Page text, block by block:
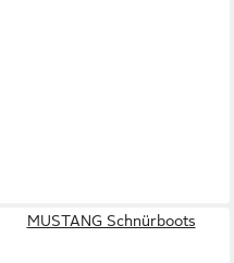
MUSTANG Schnürboots